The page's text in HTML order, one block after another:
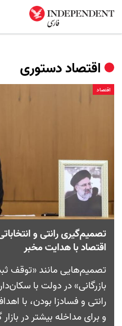
اقتصاد دستوری
اقتصاد
تصمیم‌گیری رانتی و
اقتصاد با هدایت مخبر
تصمیم‌هایی مانند «توقف
بازرگانی» در دولت با
رانتی و فسادزا بودن، با
و برای مداخله بیشتر در